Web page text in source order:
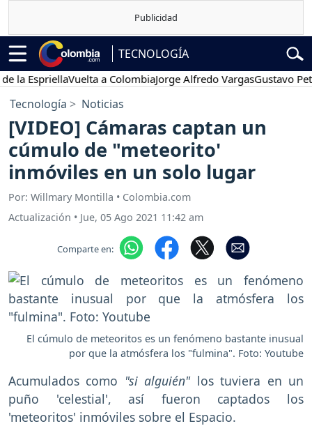
TECNOLOGÍA
Vuelta a ColombiaJorge Alfredo VargasGustavo Petro
Tecnología Noticias
[VIDEO] Cámaras captan un
cúmulo de "meteorito'
inmóviles en un solo lugar
Por: Willmary Montilla • Colombia.com
Actualización • Jue, 05 Ago 2021 11:42 am
Comparte en:
El cúmulo de meteoritos es un fenómeno bastante inusual
por que la atmósfera los "fulmina". Foto: Youtube
Acumulados como "si alguién" los tuviera en un
puño 'celestial', así fueron captados los
'meteoritos' inmóviles sobre el Espacio.